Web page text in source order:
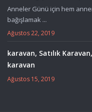
Anneler Günü için hem
bağışlamak ...
Ağustos 22, 2019
karavan, Satılık
karavan
Ağustos 15, 2019